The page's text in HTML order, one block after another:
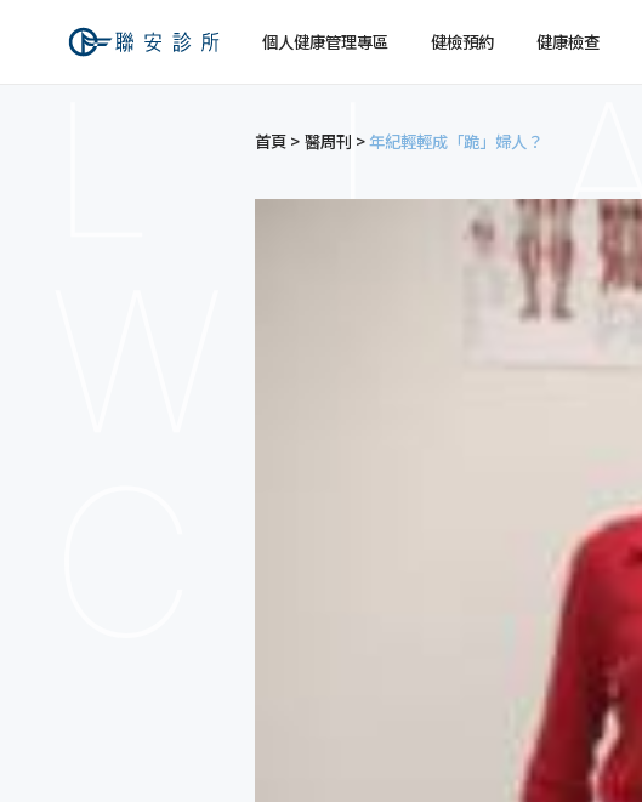
個人健康管理專區 健檢預約
健檢預約 個人健檢預約
健康檢查
健康檢查 個人健檢服務
關於聯安 經營理念
交通資訊 環境介紹
首頁 醫周刊 年紀輕輕成「跪」婦人？